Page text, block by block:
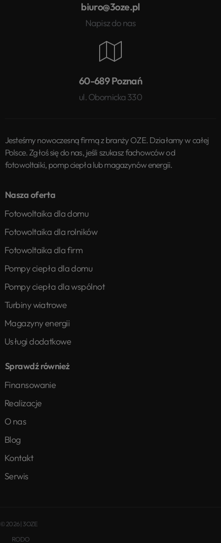
biuro@3oze.pl
Napisz do nas
60-689 Poznań
ul. Obornicka 330
Jesteśmy nowoczesną firmą z branży OZE. Działamy w całej
Polsce. Zgłoś się do nas, jeśli szukasz fachowców od
fotowoltaiki, pomp ciepła lub magazynów energii.
Nasza oferta
Fotowoltaika dla domu
Fotowoltaika dla rolników
Fotowoltaika dla firm
Pompy ciepła dla domu
Pompy ciepła dla wspólnot
Turbiny wiatrowe
Magazyny energii
Usługi dodatkowe
Sprawdź również
Finansowanie
Realizacje
O nas
Blog
Kontakt
Serwis
© 2026 | 3OZE
RODO